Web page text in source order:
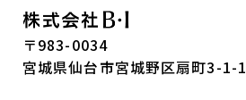
〒983-0034
宮城県仙台市宮城野区扇町3-1-1